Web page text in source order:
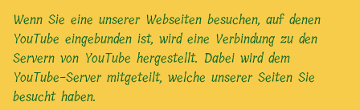
Wenn Sie eine unserer Webseiten besuchen, auf denen
YouTube eingebunden ist, wird eine Verbindung zu den
Servern von YouTube hergestellt. Dabei wird dem
YouTube-Server mitgeteilt, welche unserer Seiten Sie
besucht haben.